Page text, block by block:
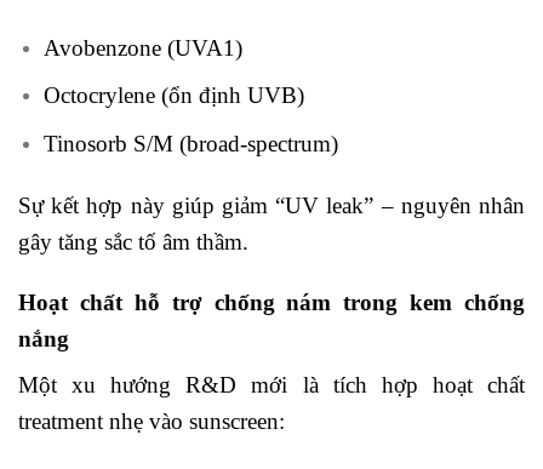
Avobenzone (UVA1)
Octocrylene (ổn định UVB)
Tinosorb S/M (broad-spectrum)
Sự kết hợp này giúp giảm “UV leak” – nguyên nhân
gây tăng sắc tố âm thầm.
Hoạt chất hỗ trợ chống nám trong kem chống
nắng
Một xu hướng R&D mới là tích hợp hoạt chất
treatment nhẹ vào sunscreen: